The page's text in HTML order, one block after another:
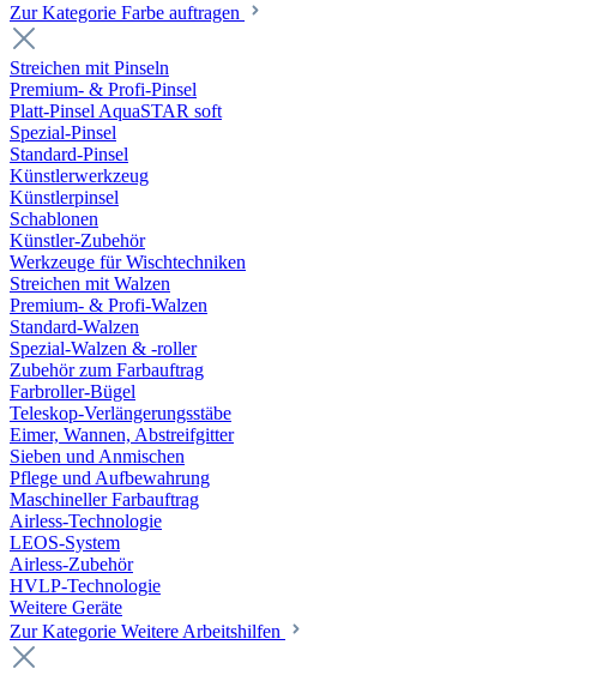
Zur Kategorie Farbe auftragen
Streichen mit Pinseln
Premium- & Profi-Pinsel
Platt-Pinsel AquaSTAR soft
Spezial-Pinsel
Standard-Pinsel
Künstlerwerkzeug
Künstlerpinsel
Schablonen
Künstler-Zubehör
Werkzeuge für Wischtechniken
Streichen mit Walzen
Premium- & Profi-Walzen
Standard-Walzen
Spezial-Walzen & -roller
Zubehör zum Farbauftrag
Farbroller-Bügel
Teleskop-Verlängerungsstäbe
Eimer, Wannen, Abstreifgitter
Sieben und Anmischen
Pflege und Aufbewahrung
Maschineller Farbauftrag
Airless-Technologie
LEOS-System
Airless-Zubehör
HVLP-Technologie
Weitere Geräte
Zur Kategorie Weitere Arbeitshilfen